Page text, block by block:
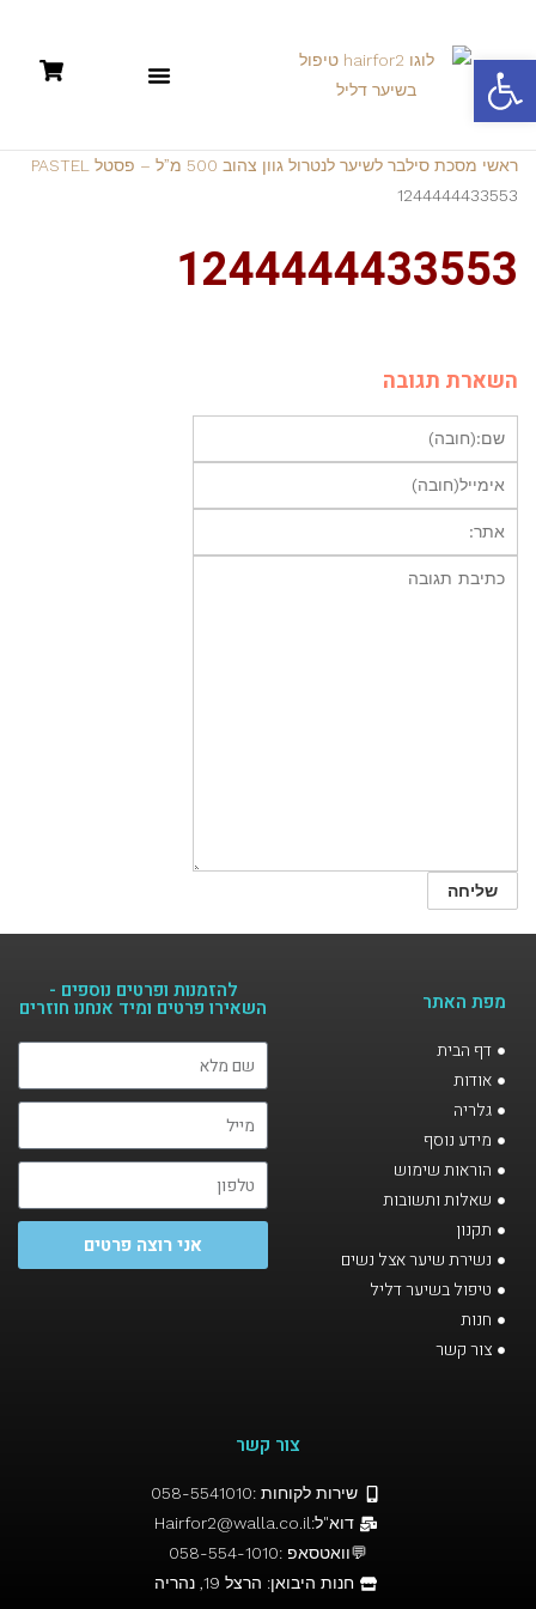
ראשי מסכת סילבר לשיער לנטרול גוון צהוב 500 מ”ל – פסטל PASTEL
1244444433553
1244444433553
השארת תגובה
מפת האתר
דף הבית
אודות
גלריה
מידע נוסף
הוראות שימוש
שאלות ותשובות
תקנון
נשירת שיער אצל נשים
טיפול בשיער דליל
חנות
צור קשר
להזמנות ופרטים נוספים -
השאירו פרטים ומיד אנחנו חוזרים​
אני רוצה פרטים
צור קשר
שירות לקוחות :058-5541010
דוא"ל:Hairfor2@walla.co.il
💬וואטסאפ :058-554-1010
חנות היבואן: הרצל 19, נהריה
פתח סרגל נגישות